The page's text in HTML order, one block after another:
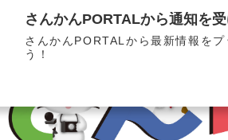
三豊市・観音寺市✿総合情報
さんかんPORTALから通知を
さんかんPORTALから最新情報を
う！